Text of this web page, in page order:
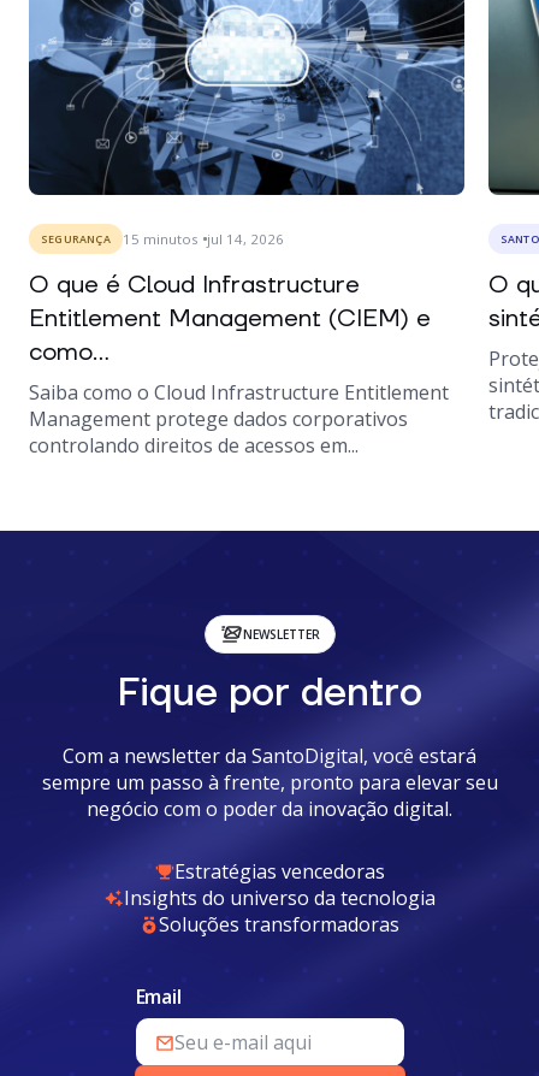
SEGURANÇA 15 minutos jul 14, 2026
O que é Cloud Infrastructure
Entitlement Management (CIEM) e
como...
Saiba como o Cloud Infrastructure Entitlement
Management protege dados corporativos
controlando direitos de acessos em...
O
NEWSLETTER
Fique por dentro
Com a newsletter da SantoDigital, você estará
sempre um passo à frente, pronto para elevar seu
negócio com o poder da inovação digital.
Estratégias vencedoras
Insights do universo da tecnologia
Soluções transformadoras
Email